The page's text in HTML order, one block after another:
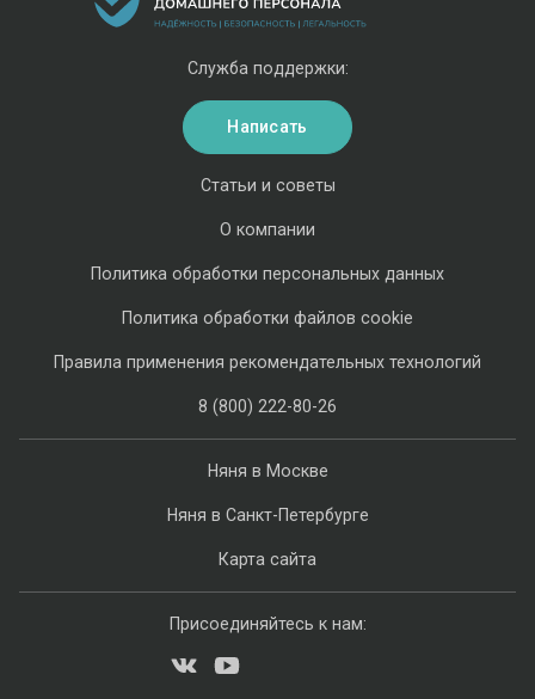
Няня в Москве
Няня в Санкт-Петербурге
Карта сайта
Статьи и советы
О компании
Политика обработки персональных данных
Политика обработки файлов cookie
Правила применения рекомендательных технологий
8 (800) 222-80-26
Служба поддержки:
Написать
Присоединяйтесь к нам: